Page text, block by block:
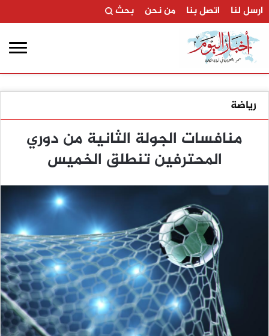
ارسل لنا اتصل بنا من نحن بحث
رياضة
منافسات الجولة الثانية من دوري
المحترفين تنطلق الخميس